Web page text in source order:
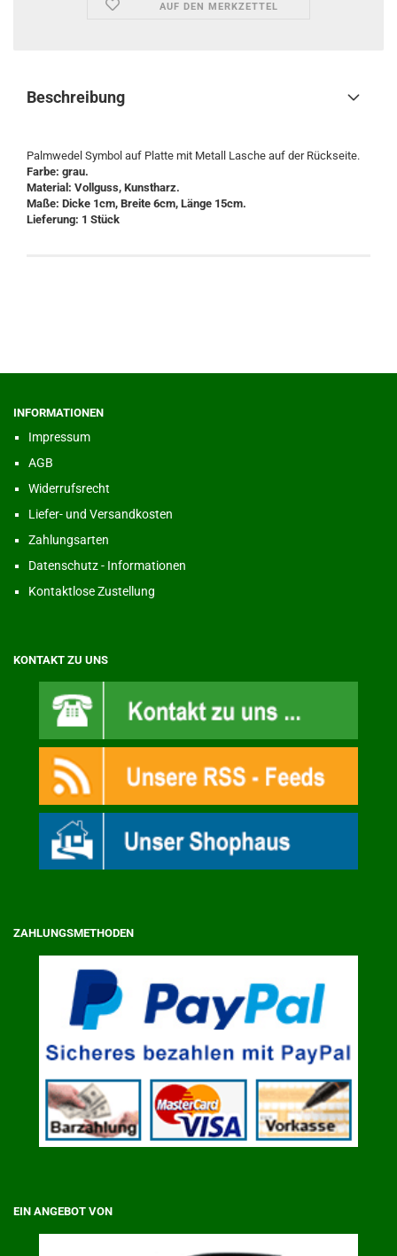
AUF DEN MERKZETTEL
Beschreibung
Palmwedel Symbol auf Platte mit Metall Lasche auf der Rückseite.
Farbe: grau.
Material: Vollguss, Kunstharz.
Maße: Dicke 1cm, Breite 6cm, Länge 15cm.
Lieferung: 1 Stück
INFORMATIONEN
Impressum
AGB
Widerrufsrecht
Liefer- und Versandkosten
Zahlungsarten
Datenschutz - Informationen
Kontaktlose Zustellung
KONTAKT ZU UNS
ZAHLUNGSMETHODEN
EIN ANGEBOT VON